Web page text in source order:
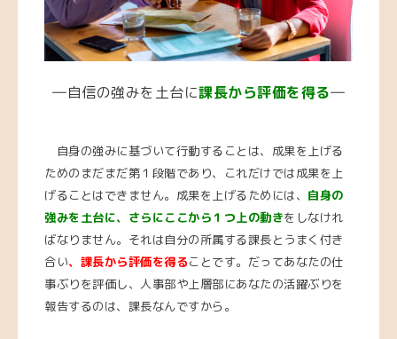
―自信の強みを土台に課長から評価を得る―
自身の強みに基づいて行動することは、成果を上げる
ためのまだまだ第１段階であり、これだけでは成果を上
げることはできません。成果を上げるためには、 自身の
強みを土台に、さらにここから１つ上の動きをしなけれ
ばなりません。それは自分の所属する課長とうまく付き
合い、課長から評価を得ることです。だってあなたの仕
事ぶりを評価し、人事部や上層部にあなたの活躍ぶりを
報告するのは、課長なんですから。